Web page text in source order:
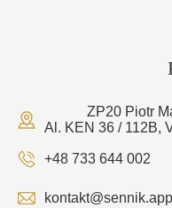
ZP20 Piotr
Al. KEN 36 / 112B,
+48 733 644 002
kontakt@sennik.app